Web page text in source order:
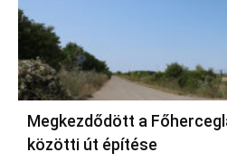
Megkezdődött a
közötti út építése